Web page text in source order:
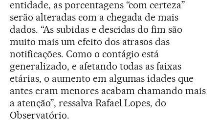
entidade, as porcentagens “com certeza”
serão alteradas com a chegada de mais
dados. “As subidas e descidas do fim são
muito mais um efeito dos atrasos das
notificações. Como o contágio está
generalizado, e afetando todas as faixas
etárias, o aumento em algumas idades que
antes eram menores acabam chamando mais
a atenção”, ressalva Rafael Lopes, do
Observatório.